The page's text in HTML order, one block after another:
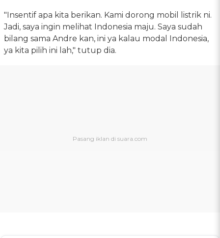
"Insentif apa kita berikan. Kami dorong mobil listrik ni.
Jadi, saya ingin melihat Indonesia maju. Saya sudah
bilang sama Andre kan, ini ya kalau modal Indonesia,
ya kita pilih ini lah," tutup dia.